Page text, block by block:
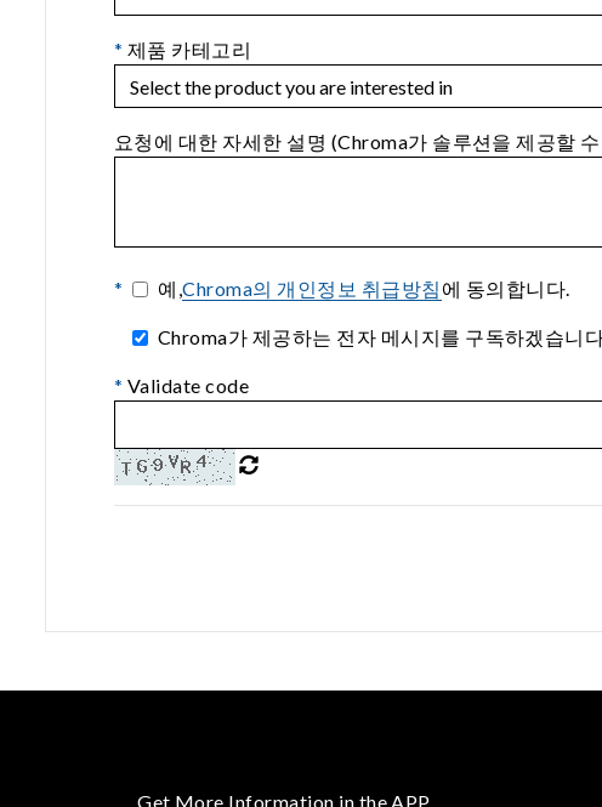
* 제품 카테고리
요청에 대한 자세한 설명 (Chroma가 솔루션을 제공할
* 예,Chroma의 개인정보 취급방침 에 동의합니다.
Chroma가 제공하는 전자 메시지를 구독하겠습니
* Validate code
Get More Information in the APP